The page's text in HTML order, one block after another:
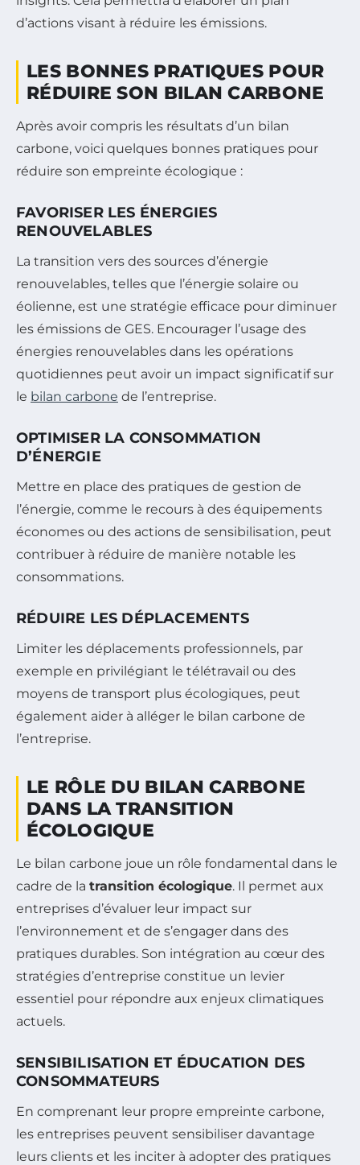
d’actions visant à réduire les émissions.
LES BONNES PRATIQUES POUR
RÉDUIRE SON BILAN CARBONE
Après avoir compris les résultats d’un bilan
carbone, voici quelques bonnes pratiques pour
réduire son empreinte écologique :
FAVORISER LES ÉNERGIES
RENOUVELABLES
La transition vers des sources d’énergie
renouvelables, telles que l’énergie solaire ou
éolienne, est une stratégie efficace pour diminuer
les émissions de GES. Encourager l’usage des
énergies renouvelables dans les opérations
quotidiennes peut avoir un impact significatif sur
le bilan carbone de l’entreprise.
OPTIMISER LA CONSOMMATION
D’ÉNERGIE
Mettre en place des pratiques de gestion de
l’énergie, comme le recours à des équipements
économes ou des actions de sensibilisation, peut
contribuer à réduire de manière notable les
consommations.
RÉDUIRE LES DÉPLACEMENTS
Limiter les déplacements professionnels, par
exemple en privilégiant le télétravail ou des
moyens de transport plus écologiques, peut
également aider à alléger le bilan carbone de
l’entreprise.
LE RÔLE DU BILAN CARBONE
DANS LA TRANSITION
ÉCOLOGIQUE
Le bilan carbone joue un rôle fondamental dans le
cadre de la transition écologique. Il permet aux
entreprises d’évaluer leur impact sur
l’environnement et de s’engager dans des
pratiques durables. Son intégration au cœur des
stratégies d’entreprise constitue un levier
essentiel pour répondre aux enjeux climatiques
actuels.
SENSIBILISATION ET ÉDUCATION DES
CONSOMMATEURS
En comprenant leur propre empreinte carbone,
les entreprises peuvent sensibiliser davantage
leurs clients et les inciter à adopter des pratiques